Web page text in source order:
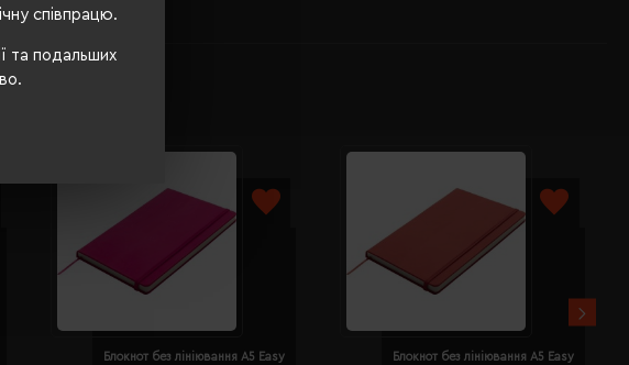
співпрацю.
та подальших
Блокнот без лініювання A5 Easy
Блокнот без лініювання A5 Easy